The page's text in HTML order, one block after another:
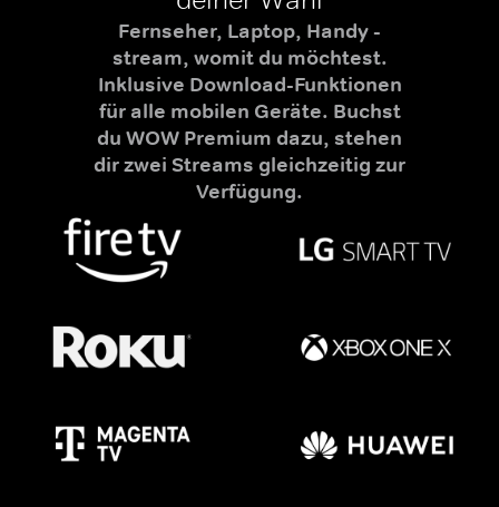
Fernseher, Laptop, Handy -
stream, womit du möchtest.
Inklusive Download-Funktionen
für alle mobilen Geräte. Buchst
du WOW Premium dazu, stehen
dir zwei Streams gleichzeitig zur
Verfügung.